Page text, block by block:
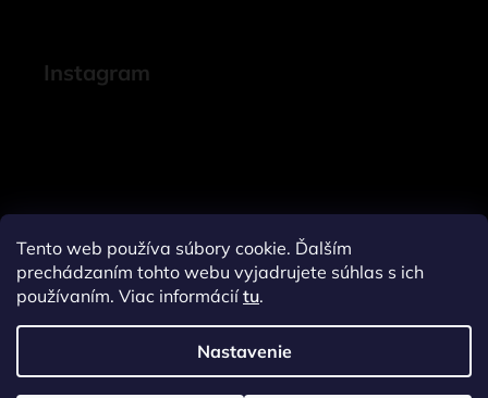
Tento web používa súbory cookie. Ďalším
prechádzaním tohto webu vyjadrujete súhlas s ich
používaním. Viac informáciítu.
Nastavenie
Instagram